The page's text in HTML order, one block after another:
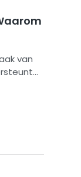
van